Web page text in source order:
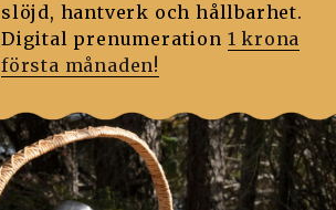
slöjd, hantverk och hållbarhet.
Digital prenumeration 1 krona
första månaden!